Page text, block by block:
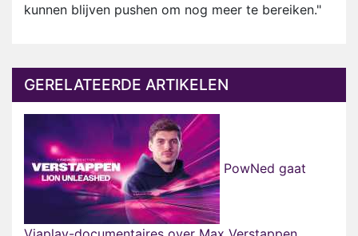
kunnen blijven pushen om nog meer te bereiken."
GERELATEERDE ARTIKELEN
PowNed gaat